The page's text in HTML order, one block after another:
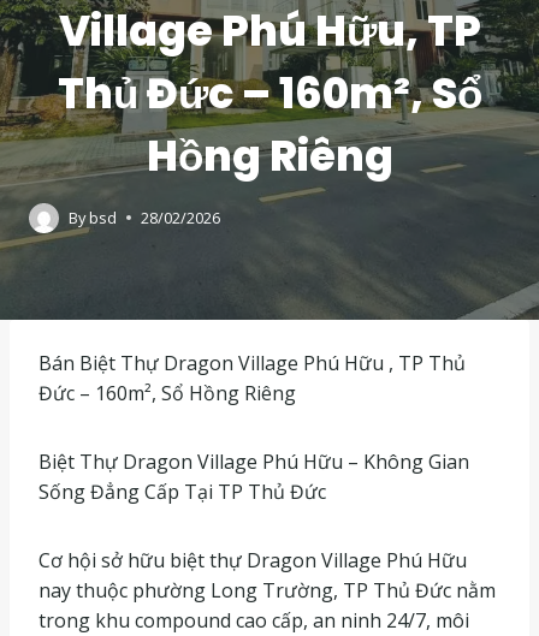
Village Phú Hữu, TP
Thủ Đức – 160m², Sổ
Hồng Riêng
Bybsd 28/02/2026
Bán Biệt Thự Dragon Village Phú Hữu , TP Thủ
Đức – 160m², Sổ Hồng Riêng
Biệt Thự Dragon Village Phú Hữu – Không Gian
Sống Đẳng Cấp Tại TP Thủ Đức
Cơ hội sở hữu biệt thự Dragon Village Phú Hữu
nay thuộc phường Long Trường, TP Thủ Đức nằm
trong khu compound cao cấp, an ninh 24/7, môi